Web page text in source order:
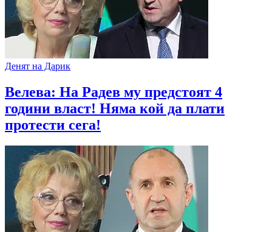
Денят на Дарик
Велева: На Радев му предстоят 4
години власт! Няма кой да плати
протести сега!